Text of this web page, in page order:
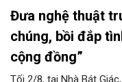
Đưa nghệ thuật
chúng, bồi đắp
cộng đồng”